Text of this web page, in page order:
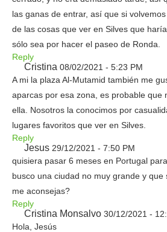
las ganas de entrar, así que si
de las cosas que ver en Silves que
sólo sea por hacer el paseo de Ronda.
Reply
Cristina 08/02/2021 - 5:23 PM
A mi la plaza Al-Mutamid también me
aparcas por esa zona, es probable que
ella. Nosotros la conocimos por
lugares favoritos que ver en Silves.
Reply
Jesus 29/12/2021 - 7:50 PM
quisiera pasar 6 meses en Portugal
busco una ciudad no muy grande y que
me aconsejas?
Reply
Cristina Monsalvo 30/12/2021 -
Hola, Jesús